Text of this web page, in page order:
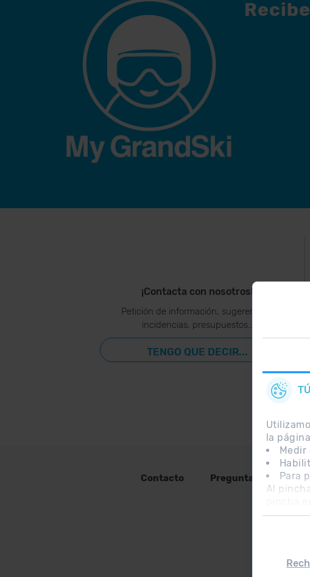
la
Medir
Para
Al
¡Contacta con nosotros!
Petición de información, sugerencias,
incidencias, presupuestos…
TENGO QUE DECIR...
Contacto Preguntas